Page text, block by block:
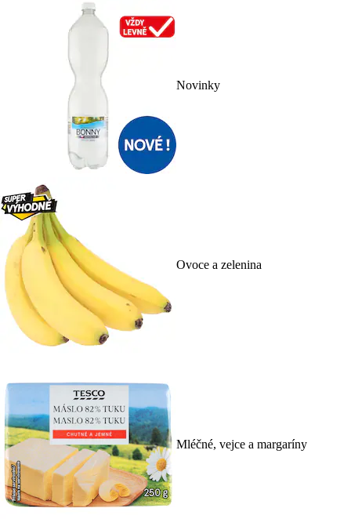
Novinky
Ovoce a zelenina
Mléčné, vejce a margaríny